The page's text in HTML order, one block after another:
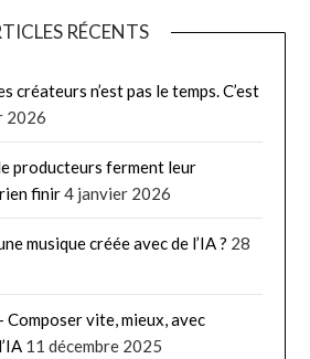
RÉCENTS
créateurs n’est pas le temps. C’est
2026
producteurs ferment leur
finir4 janvier 2026
musique créée avec de l’IA ? 28
vite, mieux, avec
11 décembre 2025